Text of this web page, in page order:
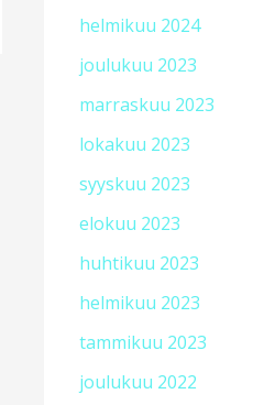
helmikuu 2024
joulukuu 2023
marraskuu 2023
lokakuu 2023
syyskuu 2023
elokuu 2023
huhtikuu 2023
helmikuu 2023
tammikuu 2023
joulukuu 2022